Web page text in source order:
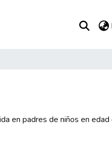
en padres de niños en edad